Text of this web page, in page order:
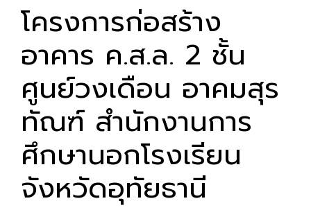
โครงการก่อสร้าง
อาคาร ค.ส.ล. 2 ชั้น
ศูนย์วงเดือน อาคมสุร
ทัณฑ์ สำนักงานการ
ศึกษานอกโรงเรียน
จังหวัดอุทัยธานี